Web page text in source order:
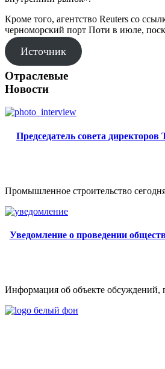
Кроме того, агентство Reuters со
черноморский порт Поти в июле,
Источник
Отраслевые
Новости
Председатель совета
Промышленное строительство
Уведомление о проведении
Информация об объекте обсуждений,